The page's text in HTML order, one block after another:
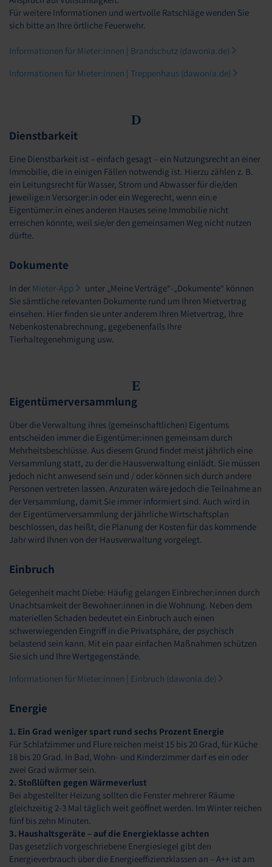
Für weitere Informationen und wertvolle Ratschläge wenden Sie
sich bitte an Ihre örtliche Feuerwehr.
Informationen für Mieter:innen | Brandschutz (dawonia.de)
Informationen für Mieter:innen | Treppenhaus (dawonia.de)
D
Dienstbarkeit
Eine Dienstbarkeit ist – einfach gesagt – ein Nutzungsrecht an einer
Immobilie, die in einigen Fällen notwendig ist. Hierzu zählen z. B.
ein Leitungsrecht für Wasser, Strom und Abwasser für die/den
jeweilige:n Versorger:in oder ein Wegerecht, wenn ein:e
Eigentümer:in eines anderen Hauses seine Immobilie nicht
erreichen könnte, weil sie/er den gemeinsamen Weg nicht nutzen
dürfte.
Dokumente
In der Mieter-App
unter „Meine Verträge“-„Dokumente“ können
Sie sämtliche relevanten Dokumente rund um Ihren Mietvertrag
einsehen. Hier finden sie unter anderem Ihren Mietvertrag, Ihre
Nebenkostenabrechnung, gegebenenfalls Ihre
Tierhaltegenehmigung usw.
E
Eigentümerversammlung
Über die Verwaltung ihres (gemeinschaftlichen) Eigentums
entscheiden immer die Eigentümer:innen gemeinsam durch
Mehrheitsbeschlüsse. Aus diesem Grund findet meist jährlich eine
Versammlung statt, zu der die Hausverwaltung einlädt. Sie müssen
jedoch nicht anwesend sein und / oder können sich durch andere
Personen vertreten lassen. Anzuraten wäre jedoch die Teilnahme an
der Versammlung, damit Sie immer informiert sind. Auch wird in
der Eigentümerversammlung der jährliche Wirtschaftsplan
beschlossen, das heißt, die Planung der Kosten für das kommende
Jahr wird Ihnen von der Hausverwaltung vorgelegt.
Einbruch
Gelegenheit macht Diebe: Häufig gelangen Einbrecher:innen durch
Unachtsamkeit der Bewohner:innen in die Wohnung. Neben dem
materiellen Schaden bedeutet ein Einbruch auch einen
schwerwiegenden Eingriff in die Privatsphäre, der psychisch
belastend sein kann. Mit ein paar einfachen Maßnahmen schützen
Sie sich und Ihre Wertgegenstände.
Informationen für Mieter:innen | Einbruch (dawonia.de)
Energie
1. Ein Grad weniger spart rund sechs Prozent Energie
Für Schlafzimmer und Flure reichen meist 15 bis 20 Grad, für Küche
18 bis 20 Grad. In Bad, Wohn- und Kinderzimmer darf es ein oder
zwei Grad wärmer sein.
2. Stoßlüften gegen Wärmeverlust
Bei abgestellter Heizung sollten die Fenster mehrerer Räume
gleichzeitig 2-3 Mal täglich weit geöffnet werden. Im Winter reichen
fünf bis zehn Minuten.
3. Haushaltsgeräte – auf die Energieklasse achten
Das gesetzlich vorgeschriebene Energiesiegel gibt den
Energieverbrauch über die Energieeffizienzklassen an – A++ ist am